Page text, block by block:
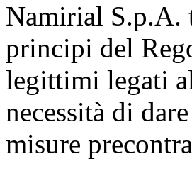
Namirial S.p.A.
principi del
legittimi legati
necessità di
misure